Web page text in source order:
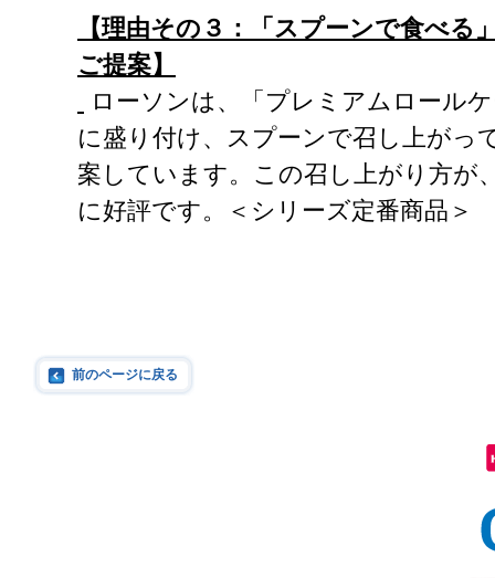
【理由その３：「スプーンで食べる
ご提案】
ローソンは、「プレミアムロール
に盛り付け、スプーンで召し上がっ
案しています。この召し上がり方が
に好評です。＜シリーズ定番商品＞
前のページに戻る